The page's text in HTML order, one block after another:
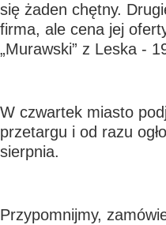
się żaden chętny.
firma, ale cena jej
„Murawski” z Leska -
W czwartek miasto
przetargu i od razu
sierpnia.
Przypomnijmy,